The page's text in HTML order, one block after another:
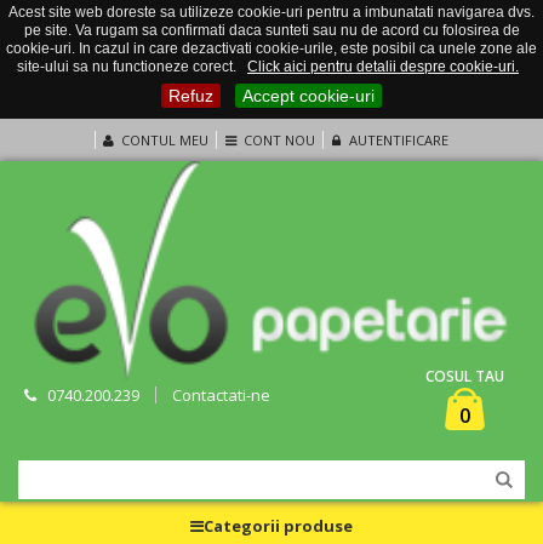
Acest site web doreste sa utilizeze cookie-uri pentru a imbunatati navigarea dvs.
pe site. Va rugam sa confirmati daca sunteti sau nu de acord cu folosirea de
cookie-uri. In cazul in care dezactivati cookie-urile, este posibil ca unele zone ale
site-ului sa nu functioneze corect.
Click aici pentru detalii despre cookie-uri.
Refuz Accept cookie-uri
CONTUL MEU CONT NOU AUTENTIFICARE
0740.200.239 Contactati-ne
COSUL TAU
0
Categorii produse